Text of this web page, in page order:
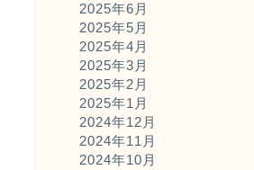
2025年6月
2025年5月
2025年4月
2025年3月
2025年2月
2025年1月
2024年12月
2024年11月
2024年10月